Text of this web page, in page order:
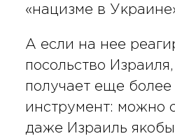
«нацизме в
А если на нее
посольство
получает еще
инструмент: можно
даже Израиль